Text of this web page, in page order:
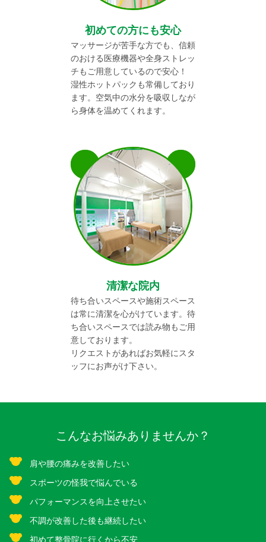
初めての方にも安心
マッサージが苦手な方でも、信頼
のおける医療機器や全身ストレッ
チもご用意しているので安心！
湿性ホットパックも常備しており
ます。空気中の水分を吸収しなが
ら身体を温めてくれます。
清潔な院内
待ち合いスペースや施術スペース
は常に清潔を心がけています。待
ち合いスペースでは読み物もご用
意しております。
リクエストがあればお気軽にスタ
ッフにお声がけ下さい。
こんなお悩みありませんか？
肩や腰の痛みを改善したい
スポーツの怪我で悩んでいる
パフォーマンスを向上させたい
不調が改善した後も継続したい
初めて整骨院に行くから不安